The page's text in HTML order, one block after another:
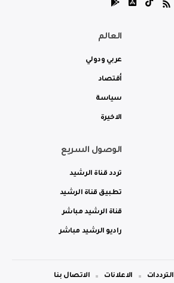
العالم
عربي ودولي
أقتصاد
سياسة
الاخيرة
الوصول السريع
تردد قناة الرشيد
تطبيق قناة الرشيد
قناة الرشيد مباشر
راديو الرشيد مباشر
الترددات الاعلانات الاتصال بنا